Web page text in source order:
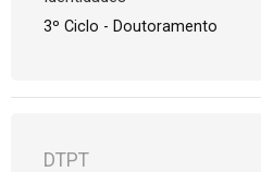
3º Ciclo - Doutoramento
DTPT